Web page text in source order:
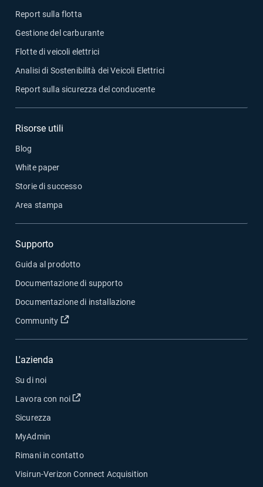
Report sulla flotta
Gestione del carburante
Flotte di veicoli elettrici
Analisi di Sostenibilità dei Veicoli Elettrici
Report sulla sicurezza del conducente
Risorse utili
Blog
White paper
Storie di successo
Area stampa
Supporto
Guida al prodotto
Documentazione di supporto
Documentazione di installazione
Community
Apri in una nuova finestra
L'azienda
Su di noi
Lavora con noi
Apri in una nuova finestra
Sicurezza
MyAdmin
Rimani in contatto
Visirun-Verizon Connect Acquisition